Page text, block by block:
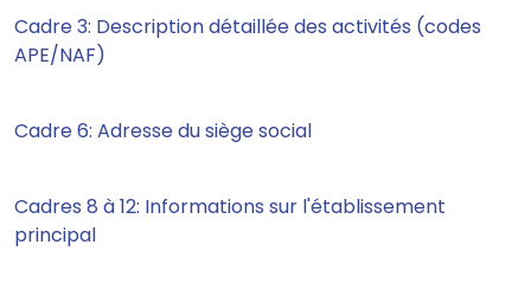
Cadre 3: Description détaillée des activités (codes
APE/NAF)
Cadre 6: Adresse du siège social
Cadres 8 à 12: Informations sur l'établissement
principal